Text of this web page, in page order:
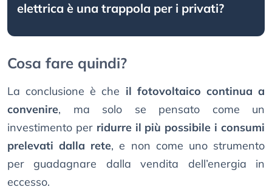
elettrica è una trappola per i privati?
Cosa fare quindi?
La conclusione è che il fotovoltaico continua a
convenire, ma solo se pensato come un
investimento per ridurre il più possibile i consumi
prelevati dalla rete, e non come uno strumento
per guadagnare dalla vendita dell’energia in
eccesso.